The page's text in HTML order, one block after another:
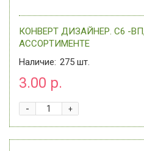
КОНВЕРТ ДИЗАЙНЕР. С6 -ВП,
АССОРТИМЕНТЕ
Наличие: 275 шт.
3.00 р.
+
-